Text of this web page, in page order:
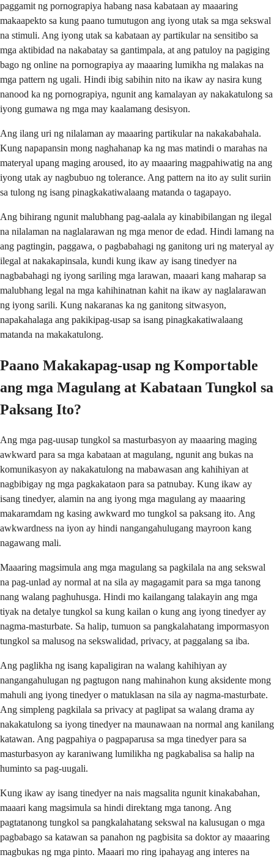
paggamit ng pornograpiya habang nasa kabataan ay maaaring
makaapekto sa kung paano tumutugon ang iyong utak sa mga sekswal
na stimuli. Ang iyong utak sa kabataan ay partikular na sensitibo sa
mga aktibidad na nakabatay sa gantimpala, at ang patuloy na pagiging
bago ng online na pornograpiya ay maaaring lumikha ng malakas na
mga pattern ng ugali. Hindi ibig sabihin nito na ikaw ay nasira kung
nanood ka ng pornograpiya, ngunit ang kamalayan ay nakakatulong sa
iyong gumawa ng mga may kaalamang desisyon.
Ang ilang uri ng nilalaman ay maaaring partikular na nakakabahala.
Kung napapansin mong naghahanap ka ng mas matindi o marahas na
materyal upang maging aroused, ito ay maaaring magpahiwatig na ang
iyong utak ay nagbubuo ng tolerance. Ang pattern na ito ay sulit suriin
sa tulong ng isang pinagkakatiwalaang matanda o tagapayo.
Ang bihirang ngunit malubhang pag-aalala ay kinabibilangan ng ilegal
na nilalaman na naglalarawan ng mga menor de edad. Hindi lamang na
ang pagtingin, paggawa, o pagbabahagi ng ganitong uri ng materyal ay
ilegal at nakakapinsala, kundi kung ikaw ay isang tinedyer na
nagbabahagi ng iyong sariling mga larawan, maaari kang maharap sa
malubhang legal na mga kahihinatnan kahit na ikaw ay naglalarawan
ng iyong sarili. Kung nakaranas ka ng ganitong sitwasyon,
napakahalaga ang pakikipag-usap sa isang pinagkakatiwalaang
matanda na makakatulong.
Paano Makakapag-usap ng Komportable
ang mga Magulang at Kabataan Tungkol sa
Paksang Ito?
Ang mga pag-uusap tungkol sa masturbasyon ay maaaring maging
awkward para sa mga kabataan at magulang, ngunit ang bukas na
komunikasyon ay nakakatulong na mabawasan ang kahihiyan at
nagbibigay ng mga pagkakataon para sa patnubay. Kung ikaw ay
isang tinedyer, alamin na ang iyong mga magulang ay maaaring
makaramdam ng kasing awkward mo tungkol sa paksang ito. Ang
awkwardness na iyon ay hindi nangangahulugang mayroon kang
nagawang mali.
Maaaring magsimula ang mga magulang sa pagkilala na ang sekswal
na pag-unlad ay normal at na sila ay magagamit para sa mga tanong
nang walang paghuhusga. Hindi mo kailangang talakayin ang mga
tiyak na detalye tungkol sa kung kailan o kung ang iyong tinedyer ay
nagma-masturbate. Sa halip, tumuon sa pangkalahatang impormasyon
tungkol sa malusog na sekswalidad, privacy, at paggalang sa iba.
Ang paglikha ng isang kapaligiran na walang kahihiyan ay
nangangahulugan ng pagtugon nang mahinahon kung aksidente mong
mahuli ang iyong tinedyer o matuklasan na sila ay nagma-masturbate.
Ang simpleng pagkilala sa privacy at paglipat sa walang drama ay
nakakatulong sa iyong tinedyer na maunawaan na normal ang kanilang
katawan. Ang pagpahiya o pagpaparusa sa mga tinedyer para sa
masturbasyon ay karaniwang lumilikha ng pagkabalisa sa halip na
huminto sa pag-uugali.
Kung ikaw ay isang tinedyer na nais magsalita ngunit kinakabahan,
maaari kang magsimula sa hindi direktang mga tanong. Ang
pagtatanong tungkol sa pangkalahatang sekswal na kalusugan o mga
pagbabago sa katawan sa panahon ng pagbisita sa doktor ay maaaring
magbukas ng mga pinto. Maaari mo ring ipahayag ang interes na